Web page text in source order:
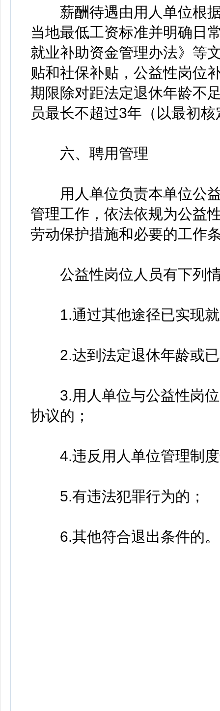
薪酬待遇由用人单位根据
当地最低工资标准并明确日
就业补助资金管理办法》等
贴和社保补贴，公益性岗位
期限除对距法定退休年龄不
员最长不超过3年（以最初
六、聘用管理
用人单位负责本单位公益
管理工作，依法依规为公益
劳动保护措施和必要的工作
公益性岗位人员有下列情
1.通过其他途径已实现就
2.达到法定退休年龄或已
3.用人单位与公益性岗位
协议的；
4.违反用人单位管理制度
5.有违法犯罪行为的；
6.其他符合退出条件的。